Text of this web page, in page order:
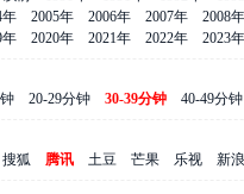
年 2005年 2006年 2007年 2008年
年 2020年 2021年 2022年 2023年
20-29分钟 30-39分钟 40-49分钟
搜狐 腾讯 土豆 芒果 乐视 新浪